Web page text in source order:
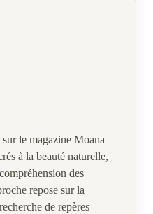
le magazine Moana
à la beauté naturelle,
des
repose sur la
de repères